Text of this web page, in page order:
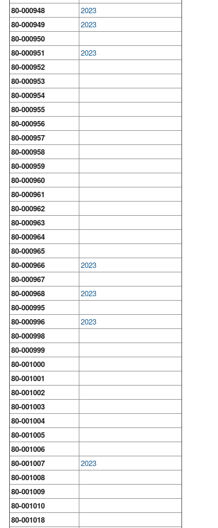
80-000948 2023
80-000949 2023
80-000950
80-000951
2023
80-000952
80-000953
80-000954
80-000955
80-000956
80-000957
80-000958
80-000959
80-000960
80-000961
80-000962
80-000963
80-000964
80-000965
80-000966
2023
80-000967
80-000968
2023
80-000995
80-000996
2023
80-000998
80-000999
80-001000
80-001001
80-001002
80-001003
80-001004
80-001005
80-001006
80-001007
2023
80-001008
80-001009
80-001010
80-001018